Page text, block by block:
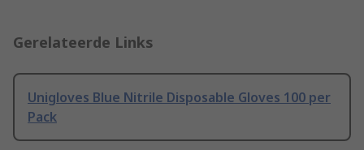
Gerelateerde Links
Unigloves Blue Nitrile Disposable Gloves 100 per
Pack